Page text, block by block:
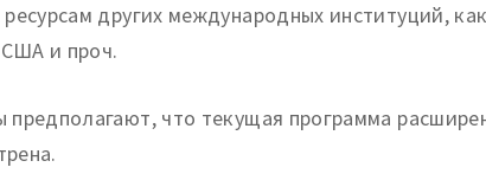
ресурсам других международных институций,
и проч.
предполагают, что текущая программа